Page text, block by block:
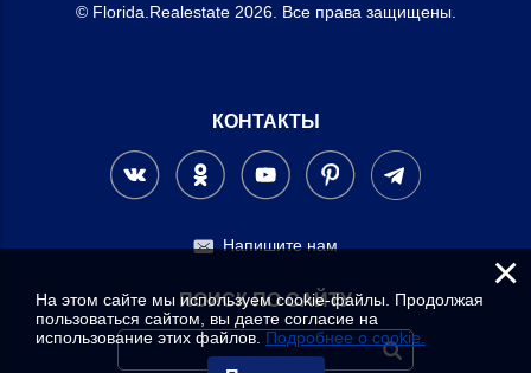
© Florida.Realestate 2026. Все права защищены.
КОНТАКТЫ
Напишите нам
ПОИСК ПО САЙТУ
×
На этом сайте мы используем cookie-файлы. Продолжая
пользоваться сайтом, вы даете согласие на
использование этих файлов. Подробнее о cookie.